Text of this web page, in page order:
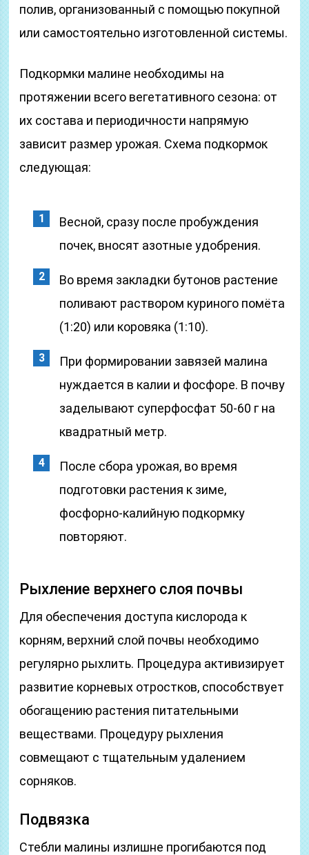
полив, организованный с помощью покупной
или самостоятельно изготовленной системы.
Подкормки малине необходимы на
протяжении всего вегетативного сезона: от
их состава и периодичности напрямую
зависит размер урожая. Схема подкормок
следующая:
Весной, сразу после пробуждения
почек, вносят азотные удобрения.
Во время закладки бутонов растение
поливают раствором куриного помёта
(1:20) или коровяка (1:10).
При формировании завязей малина
нуждается в калии и фосфоре. В почву
заделывают суперфосфат 50-60 г на
квадратный метр.
После сбора урожая, во время
подготовки растения к зиме,
фосфорно-калийную подкормку
повторяют.
Рыхление верхнего слоя почвы
Для обеспечения доступа кислорода к
корням, верхний слой почвы необходимо
регулярно рыхлить. Процедура активизирует
развитие корневых отростков, способствует
обогащению растения питательными
веществами. Процедуру рыхления
совмещают с тщательным удалением
сорняков.
Подвязка
Стебли малины излишне прогибаются под